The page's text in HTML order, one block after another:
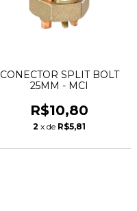
CONECTOR SPLIT BOLT
25MM - MCI
R$10,80
2 x de R$5,81